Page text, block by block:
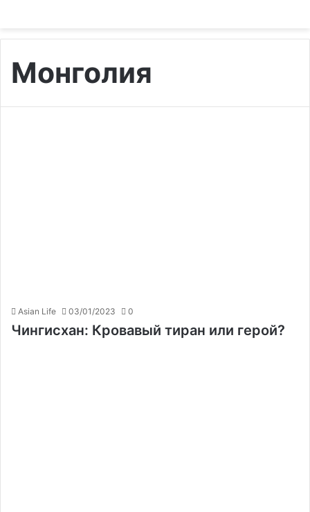
Монголия
Asian Life 03/01/2023 0
Чингисхан: Кровавый тиран или герой?